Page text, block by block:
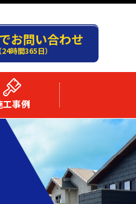
お問い合わせ
（24時間365日）
工事例